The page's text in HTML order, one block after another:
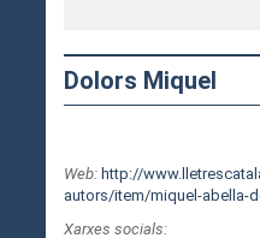
Dolors Miquel
Web: http://
autors/item/miquel-abella-
Xarxes socials: